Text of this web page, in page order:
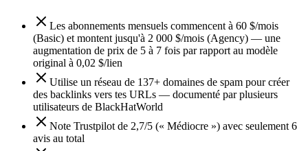
Les abonnements mensuels commencent à 60 $/mois
(Basic) et montent jusqu'à 2 000 $/mois (Agency) — une
augmentation de prix de 5 à 7 fois par rapport au modèle
original à 0,02 $/lien
Utilise un réseau de 137+ domaines de spam pour créer
des backlinks vers tes URLs — documenté par plusieurs
utilisateurs de BlackHatWorld
Note Trustpilot de 2,7/5 (« Médiocre ») avec seulement 6
avis au total